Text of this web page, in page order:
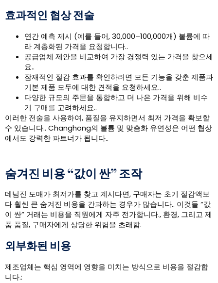
효과적인 협상 전술
연간 예측 제시 (예를 들어, 30,000–100,000개) 볼륨에 따
라 계층화된 가격을 요청합니다..
공급업체 제안을 비교하여 가장 경쟁력 있는 가격을 찾으세
요..
잠재적인 절감 효과를 확인하려면 모든 기능을 갖춘 제품과
기본 제품 모두에 대한 견적을 요청하세요..
다양한 규모의 주문을 통합하고 더 나은 가격을 위해 비수
기 구매를 고려하세요..
이러한 전술을 사용하여, 품질을 유지하면서 최저 가격을 확보할
수 있습니다.. Changhong의 볼륨 및 맞춤화 유연성은 어떤 협상
에서도 강력한 파트너가 됩니다..
숨겨진 비용 “값이 싼” 조작
데님진 도매가 최저가를 찾고 계시다면, 구매자는 초기 절감액보
다 훨씬 큰 숨겨진 비용을 간과하는 경우가 많습니다.. 이것들 “값
이 싼” 거래는 비용을 직원에게 자주 전가합니다., 환경, 그리고 제
품 품질, 구매자에게 상당한 위험을 초래함.
외부화된 비용
제조업체는 핵심 영역에 영향을 미치는 방식으로 비용을 절감합
니다.: